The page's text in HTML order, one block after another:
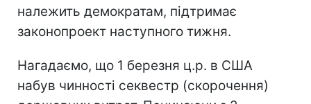
належить демократам, підтримає
законопроект наступного тижня.
Нагадаємо, що 1 березня ц.р. в США
набув чинності секвестр (скорочення)